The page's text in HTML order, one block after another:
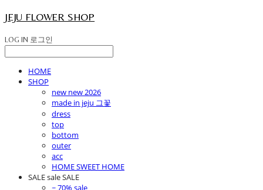
JEJU FLOWER SHOP
LOG IN 로그인
HOME
SHOP
new new 2026
made in jeju 그꽃
dress
top
bottom
outer
acc
HOME SWEET HOME
SALE sale SALE
~ 70% sale